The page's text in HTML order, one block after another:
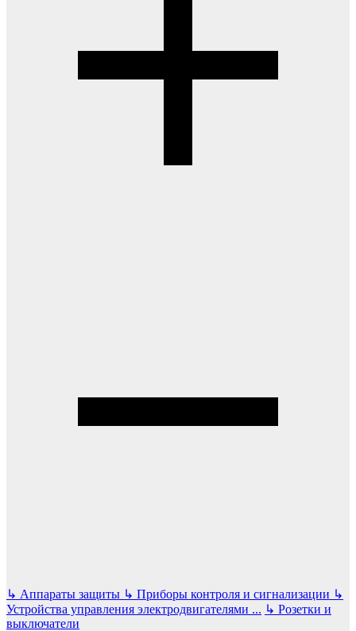
↳ Аппараты защиты ↳ Приборы контроля и сигнализации ↳
Устройства управления электродвигателями ... ↳ Розетки и
выключатели